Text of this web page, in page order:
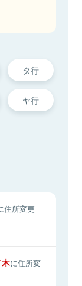
タ行
ヤ行
住所変更
に住所変